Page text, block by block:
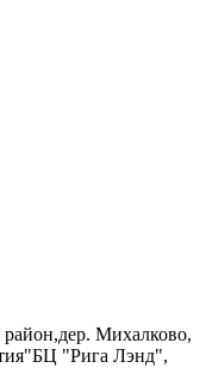
Михалково,
"Рига Лэнд",